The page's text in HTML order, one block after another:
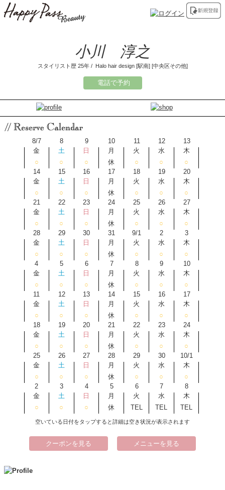
小川 淳之
スタイリスト歴 25年 / Halo hair design [駅南] [中央区その他]
電話で予約
8/7
金
○
8
土
○
9
日
○
10
月
休
11
火
○
12
水
○
13
木
○
14
金
○
15
土
○
16
日
○
17
月
休
18
火
○
19
水
○
20
木
○
21
金
○
22
土
○
23
日
○
24
月
休
25
火
○
26
水
○
27
木
○
28
金
○
29
土
○
30
日
○
31
月
休
9/1
火
○
2
水
○
3
木
○
4
金
○
5
土
○
6
日
○
7
月
休
8
火
○
9
水
○
10
木
○
11
金
○
12
土
○
13
日
○
14
月
休
15
火
○
16
水
○
17
木
○
18
金
○
19
土
○
20
日
○
21
月
休
22
火
○
23
水
○
24
木
○
25
金
○
26
土
○
27
日
○
28
月
休
29
火
○
30
水
○
10/1
木
○
2
金
○
3
土
○
4
日
○
5
月
休
6
火
TEL
7
水
TEL
8
木
TEL
空いている日付をタップすると詳細は空き状況が表示されます
クーポンを見る メニューを見る